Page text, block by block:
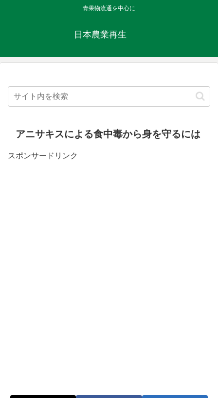
青果物流通を中心に
日本農業再生
アニサキスによる食中毒から身を守るには
スポンサードリンク